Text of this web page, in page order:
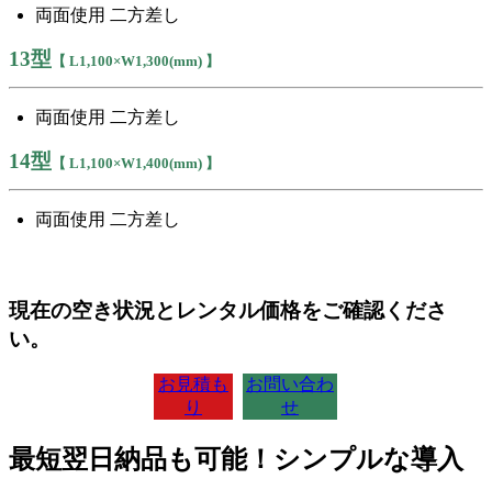
両面使用 二方差し
13型 【 L1,100×W1,300(mm) 】
両面使用 二方差し
14型 【 L1,100×W1,400(mm) 】
両面使用 二方差し
現在の空き状況とレンタル価格をご確認くださ
い。
お見積も
り
お問い合わ
せ
最短翌日納品も可能！シンプルな導入